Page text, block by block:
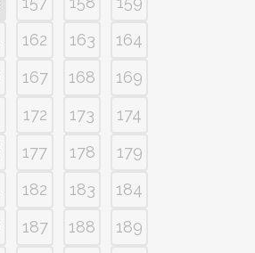
162 163
164
167 168
169
172 173
174
177 178
179
182 183
184
187 188
189